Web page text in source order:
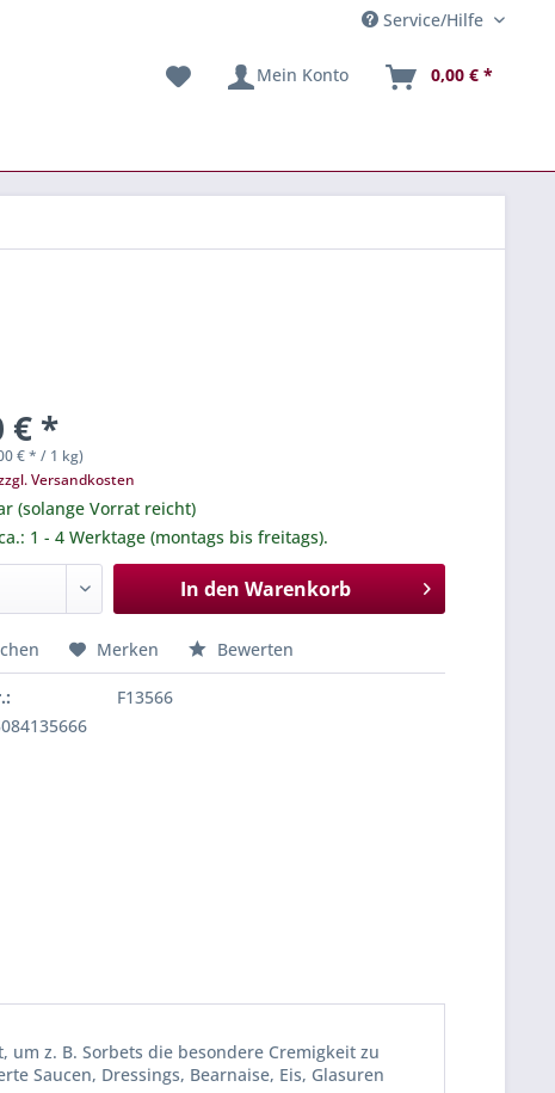
Service/Hilfe
Mein Konto 0,00 € *
€ *
€ * / 1 kg)
Versandkosten
(solange Vorrat reicht)
1 - 4 Werktage (montags bis freitags).
In den Warenkorb
Merken Bewerten
F13566
z. B. Sorbets die besondere Cremigkeit zu
Saucen, Dressings, Bearnaise, Eis, Glasuren